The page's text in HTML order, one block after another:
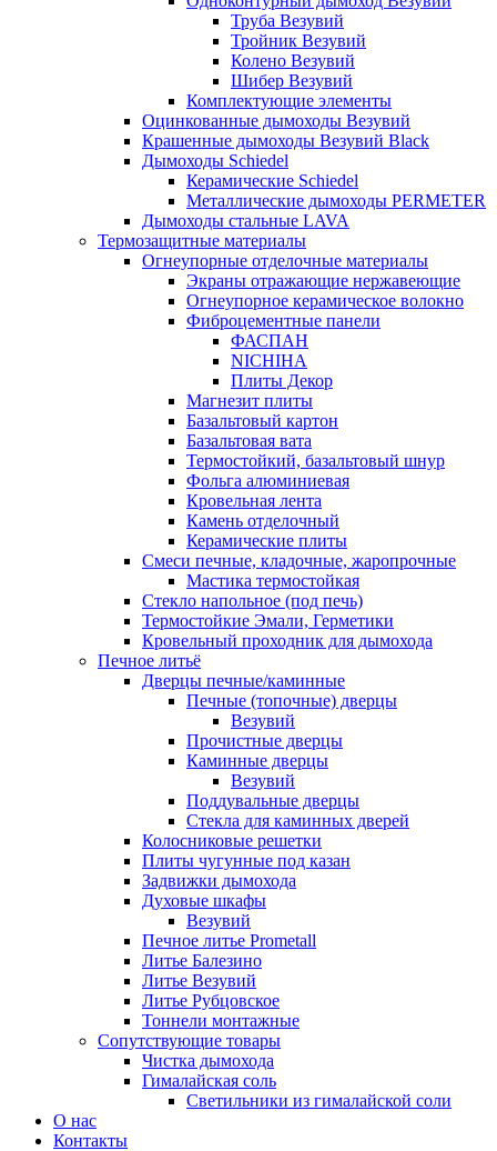
Труба Везувий
Тройник Везувий
Колено Везувий
Шибер Везувий
Комплектующие элементы
Оцинкованные дымоходы Везувий
Крашенные дымоходы Везувий Black
Дымоходы Schiedel
Керамические Schiedel
Металлические дымоходы PERMETER
Дымоходы стальные LAVA
Термозащитные материалы
Огнеупорные отделочные материалы
Экраны отражающие нержавеющие
Огнеупорное керамическое волокно
Фиброцементные панели
ФАСПАН
NICHIHA
Плиты Декор
Магнезит плиты
Базальтовый картон
Базальтовая вата
Термостойкий, базальтовый шнур
Фольга алюминиевая
Кровельная лента
Камень отделочный
Керамические плиты
Смеси печные, кладочные, жаропрочные
Мастика термостойкая
Стекло напольное (под печь)
Термостойкие Эмали, Герметики
Кровельный проходник для дымохода
Печное литьё
Дверцы печные/каминные
Печные (топочные) дверцы
Везувий
Прочистные дверцы
Каминные дверцы
Везувий
Поддувальные дверцы
Стекла для каминных дверей
Колосниковые решетки
Плиты чугунные под казан
Задвижки дымохода
Духовые шкафы
Везувий
Печное литье Prometall
Литье Балезино
Литье Везувий
Литье Рубцовское
Тоннели монтажные
Сопутствующие товары
Чистка дымохода
Гималайская соль
Светильники из гималайской соли
О нас
Контакты